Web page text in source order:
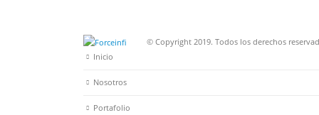
© Copyright 2019. Todos los derechos
Inicio
Nosotros
Portafolio